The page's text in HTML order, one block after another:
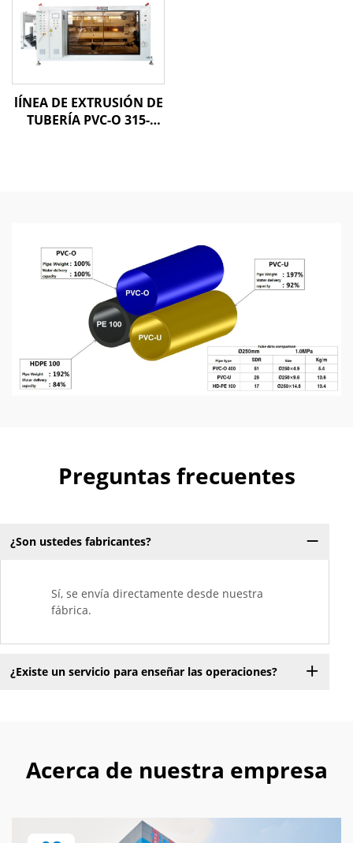
lÍNEA DE EXTRUSIÓN DE
TUBERÍA PVC-O 315-
Preguntas frecuentes
¿Son ustedes fabricantes?
Sí, se envía directamente desde nuestra
fábrica.
¿Existe un servicio para enseñar las operaciones?
Acerca de nuestra empresa